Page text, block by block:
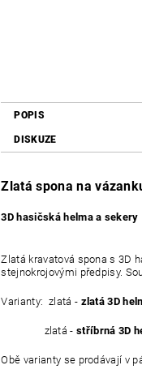
POPIS
DISKUZE
Zlatá spona na
3D hasičská helma a sekery
Zlatá kravatová spona s 3D
stejnokrojovými předpisy.
Varianty: zlatá - zlatá 3D
zlatá -stříbrná 3D
Obě varianty se prodávají v